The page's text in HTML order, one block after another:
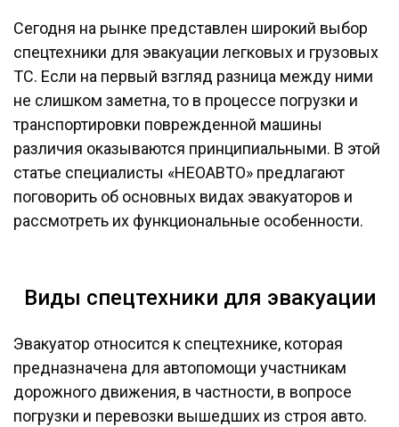
Сегодня на рынке представлен широкий выбор
спецтехники для эвакуации легковых и грузовых
ТС. Если на первый взгляд разница между ними
не слишком заметна, то в процессе погрузки и
транспортировки поврежденной машины
различия оказываются принципиальными. В этой
статье специалисты «НЕОАВТО» предлагают
поговорить об основных видах эвакуаторов и
рассмотреть их функциональные особенности.
Виды спецтехники для эвакуации
Эвакуатор относится к спецтехнике, которая
предназначена для автопомощи участникам
дорожного движения, в частности, в вопросе
погрузки и перевозки вышедших из строя авто.